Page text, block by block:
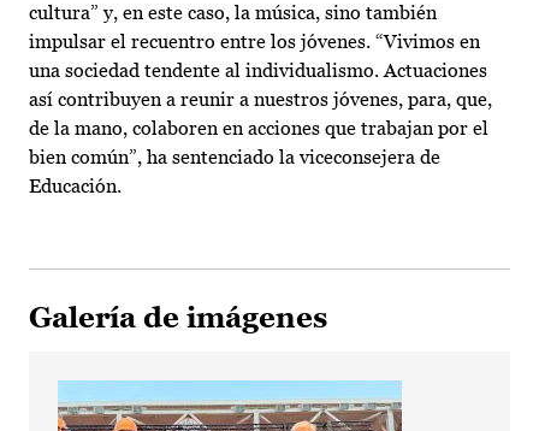
cultura” y, en este caso, la música, sino también
impulsar el recuentro entre los jóvenes. “Vivimos en
una sociedad tendente al individualismo. Actuaciones
así contribuyen a reunir a nuestros jóvenes, para, que,
de la mano, colaboren en acciones que trabajan por el
bien común”, ha sentenciado la viceconsejera de
Educación.
Galería de imágenes